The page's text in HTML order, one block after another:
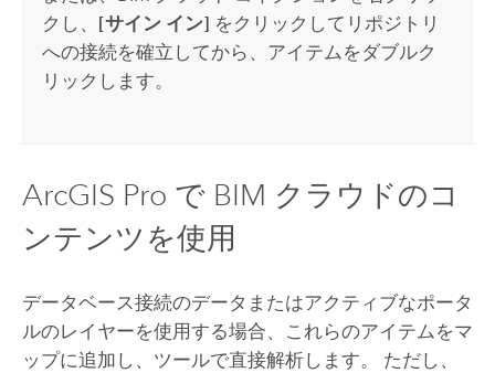
クし、 [サイン イン] をクリックしてリポジトリ
への接続を確立してから、アイテムをダブルク
リックします。
ArcGIS Pro で BIM クラウドのコ
ンテンツを使用
データベース接続のデータまたはアクティブなポータ
ルのレイヤーを使用する場合、これらのアイテムをマ
ップに追加し、ツールで直接解析します。 ただし、